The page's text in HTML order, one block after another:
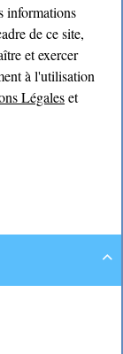

informations
de ce site,
et exercer
à l'utilisation
Légaleset